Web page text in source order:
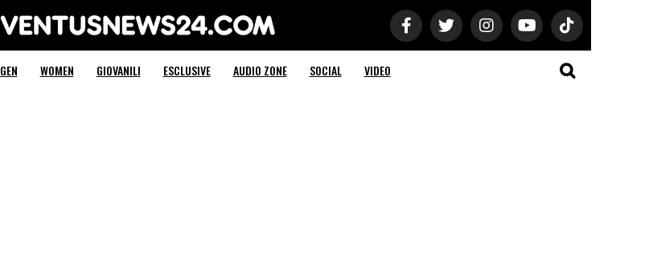
Juventus News 24
WOMEN GIOVANILI ESCLUSIVE AUDIO ZONE SOCIAL VIDEO